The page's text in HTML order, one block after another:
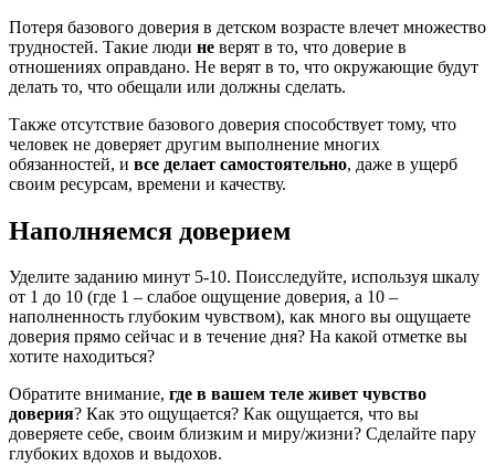
Потеря базового доверия в детском возрасте влечет множество
трудностей. Такие люди не верят в то, что доверие в
отношениях оправдано. Не верят в то, что окружающие будут
делать то, что обещали или должны сделать.
Также отсутствие базового доверия способствует тому, что
человек не доверяет другим выполнение многих
обязанностей, и все делает самостоятельно, даже в ущерб
своим ресурсам, времени и качеству.
Наполняемся доверием
Уделите заданию минут 5-10. Поисследуйте, используя шкалу
от 1 до 10 (где 1 – слабое ощущение доверия, а 10 –
наполненность глубоким чувством), как много вы ощущаете
доверия прямо сейчас и в течение дня? На какой отметке вы
хотите находиться?
Обратите внимание, где в вашем теле живет чувство
доверия? Как это ощущается? Как ощущается, что вы
доверяете себе, своим близким и миру/жизни? Сделайте пару
глубоких вдохов и выдохов.